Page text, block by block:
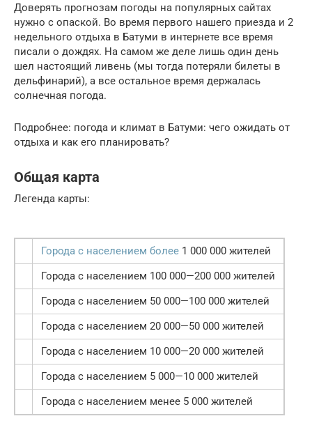
Доверять прогнозам погоды на популярных сайтах
нужно с опаской. Во время первого нашего приезда и 2
недельного отдыха в Батуми в интернете все время
писали о дождях. На самом же деле лишь один день
шел настоящий ливень (мы тогда потеряли билеты в
дельфинарий), а все остальное время держалась
солнечная погода.
Подробнее: погода и климат в Батуми: чего ожидать от
отдыха и как его планировать?
Общая карта
Легенда карты:
Города с населением более 1 000 000 жителей
Города с населением 100 000—200 000 жителей
Города с населением 50 000—100 000 жителей
Города с населением 20 000—50 000 жителей
Города с населением 10 000—20 000 жителей
Города с населением 5 000—10 000 жителей
Города с населением менее 5 000 жителей